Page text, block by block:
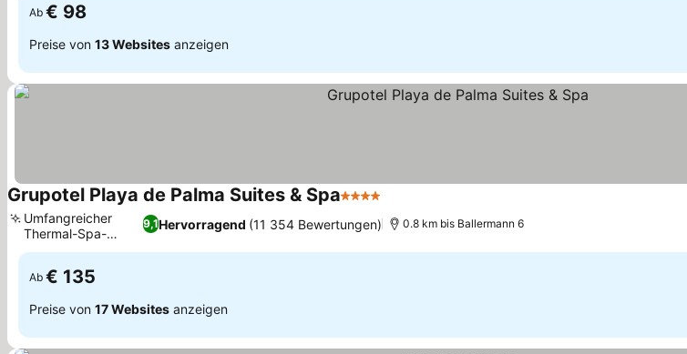
Ab € 98
Preise von 13 Websites anzeigen
Grupotel Playa de Palma Suites & Spa4 Sterne
9,1Hervorragend (11 354 Bewertungen)
Umfangreicher
Thermal-Spa-
Bereich
0.8 km bis Ballermann 6
Ab € 135
Preise von 17 Websites anzeigen